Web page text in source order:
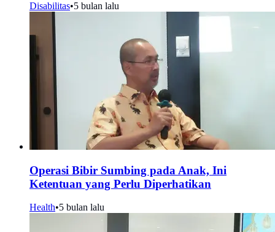
Disabilitas•5 bulan lalu
Operasi Bibir Sumbing pada Anak, Ini
Ketentuan yang Perlu Diperhatikan
Health•5 bulan lalu